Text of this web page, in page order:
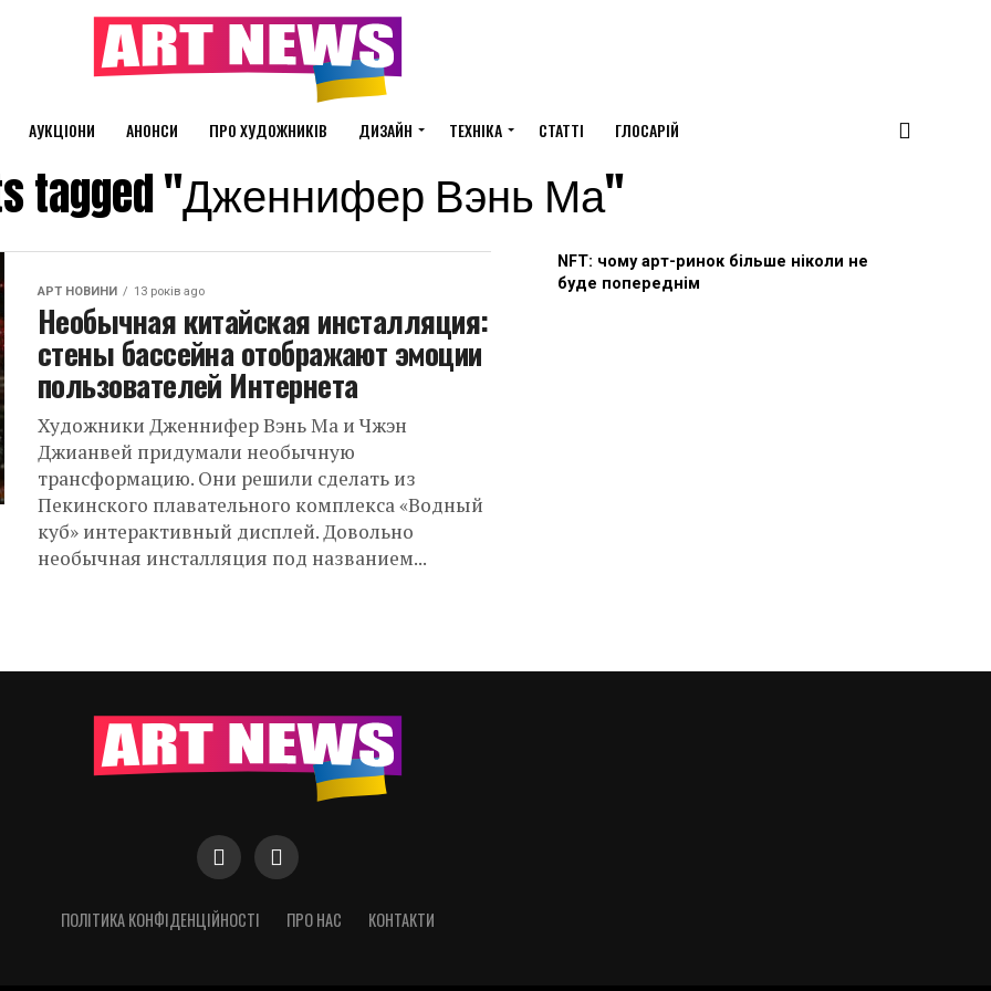
АУКЦІОНИ АНОНСИ ПРО ХУДОЖНИКІВ ДИЗАЙН ТЕХНІКА СТАТТІ ГЛОСАРІЙ
tagged "Дженнифер Вэнь Ма"
АРТ НОВИНИ 13 років ago
Необычная китайская инсталляция:
стены бассейна отображают эмоции
пользователей Интернета
Художники Дженнифер Вэнь Ма и Чжэн
Джианвей придумали необычную
трансформацию. Они решили сделать из
Пекинского плавательного комплекса «Водный
куб» интерактивный дисплей. Довольно
необычная инсталляция под названием...
NFT: чому арт-ринок більше ніколи не
буде попереднім
ПОЛІТИКА КОНФІДЕНЦІЙНОСТІ ПРО НАС КОНТАКТИ